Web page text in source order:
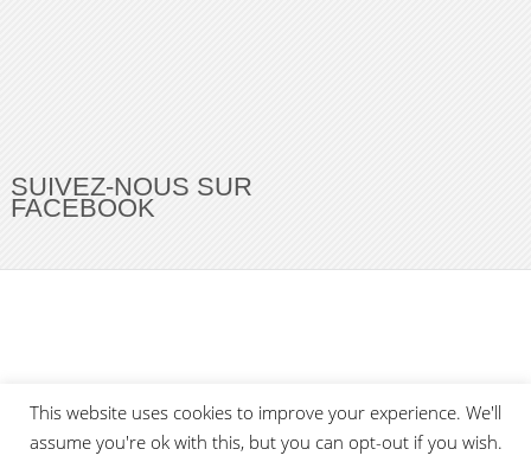
SUIVEZ-NOUS SUR
FACEBOOK
Buzz Ultra Copyright © 2026. Back to Top ↑
This website uses cookies to improve your experience. We'll
assume you're ok with this, but you can opt-out if you wish.